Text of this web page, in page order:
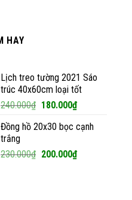
HAY
Lịch treo tường 2021 Sáo
trúc 40x60cm loại tốt
240.000₫ Giá
là:
180.000₫Giá
tại
180.000₫.
Đồng hồ 20x30 bọc cạnh
trắng
230.000₫ Giá
200.000₫Giá